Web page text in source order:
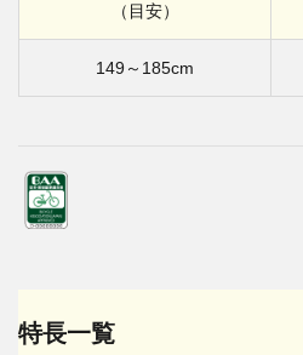
（目安）
149～185cm
特長一覧